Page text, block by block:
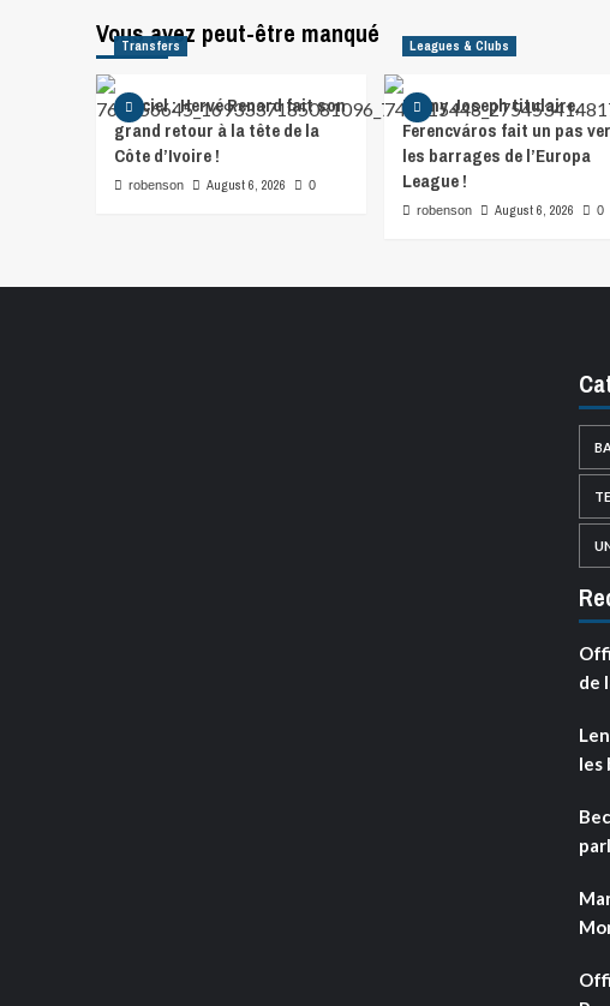
Vous avez peut-être manqué
Transfers
Officiel : Hervé Renard fait son
grand retour à la tête de la
Côte d’Ivoire !
robenson August 6, 2026 0
Leagues & Clubs
Lenny Joseph titulaire,
Ferencváros fait un pas
les barrages de l’Europa
League !
robenson August 6, 2026 0
de
les